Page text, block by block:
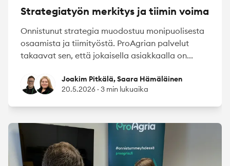
Strategiatyön merkitys ja tiimin voima
Onnistunut strategia muodostuu monipuolisesta
osaamista ja tiimityöstä. ProAgrian palvelut
takaavat sen, että jokaisella asiakkaalla on...
Joakim Pitkälä
Saara Hämäläinen
Joakim Pitkälä, Saara Hämäläinen
20.5.2026 · 3 min lukuaika